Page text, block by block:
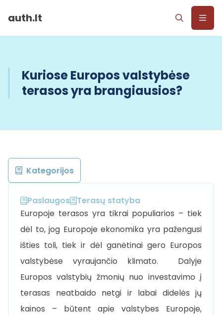
auth.lt
Kuriose Europos valstybėse
terasos yra brangiausios?
Paslaugos
Terasų statyba
Europoje terasos yra tikrai populiarios – tiek
dėl to, jog Europoje ekonomika yra pažengusi
išties toli, tiek ir dėl ganėtinai gero Europos
valstybėse vyraujančio klimato. Dalyje
Europos valstybių žmonių nuo investavimo į
terasas neatbaido netgi ir labai didelės jų
kainos – būtent apie valstybes Europoje,
Kategorijos